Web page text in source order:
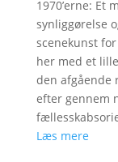
1970’erne: Et
synliggørelse
scenekunst
her med et
den afgående
efter gennem
Læs mere